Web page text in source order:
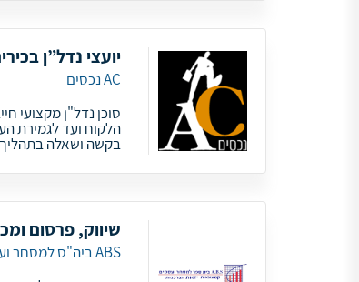
יועצי נדל”ן
AC נכסים
סוכן נדל"ן מקצועי
הלקוח ועד לגמירת
בקשה ושאלה
שיווק, פרסום
ABS ביה"ס למסחר ועסקים